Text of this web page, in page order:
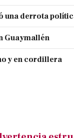
derrota
Guaymallén
y en cordillera